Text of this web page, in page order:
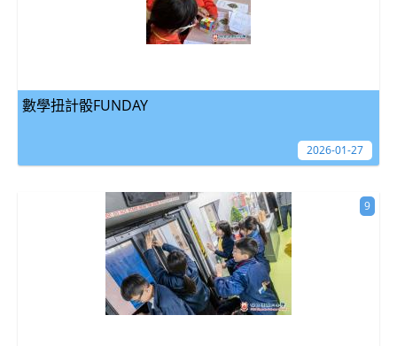
數學扭計骰FUNDAY
2026-01-27
9